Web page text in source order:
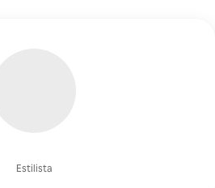
Estilista